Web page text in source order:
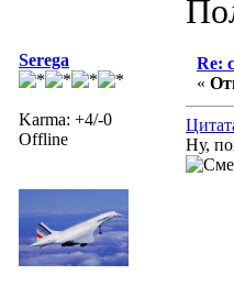
Serega
Karma: +4/-0
Offline
Re:
«
Ну,